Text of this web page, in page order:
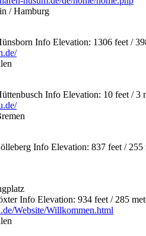
/ Hamburg
Info Elevation: 1306 feet /
Info Elevation: 10 feet / 3
Info Elevation: 837 feet / 255
Info Elevation: 934 feet / 285
Website/Willkommen.html